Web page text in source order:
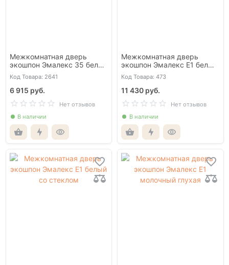
Межкомнатная дверь
экошпон Эмалекс 35 белый
глухая
Код Товара: 2641
6 915 руб.
Нет отзывов
В наличии
Межкомнатная дверь
экошпон Эмалекс Е1 белый
глухая
Код Товара: 473
11 430 руб.
Нет отзывов
В наличии